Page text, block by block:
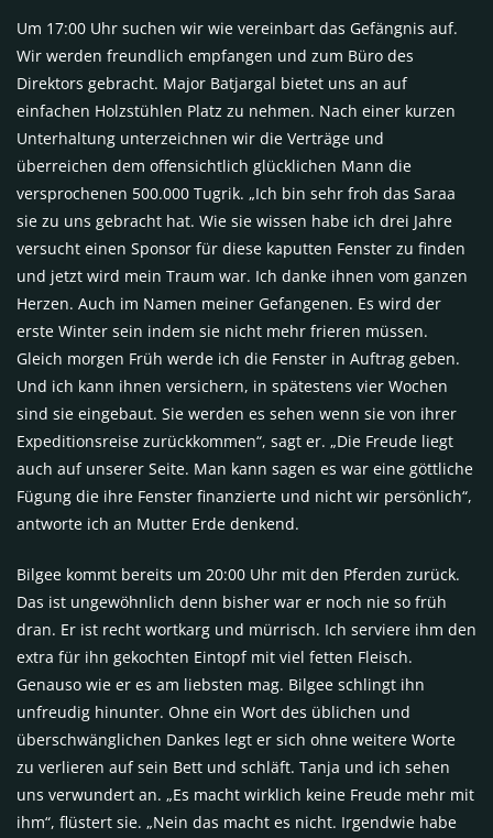
Um 17:00 Uhr suchen wir wie vereinbart das Gefängnis auf.
Wir werden freundlich empfangen und zum Büro des
Direktors gebracht. Major Batjargal bietet uns an auf
einfachen Holzstühlen Platz zu nehmen. Nach einer kurzen
Unterhaltung unterzeichnen wir die Verträge und
überreichen dem offensichtlich glücklichen Mann die
versprochenen 500.000 Tugrik. „Ich bin sehr froh das Saraa
sie zu uns gebracht hat. Wie sie wissen habe ich drei Jahre
versucht einen Sponsor für diese kaputten Fenster zu finden
und jetzt wird mein Traum war. Ich danke ihnen vom ganzen
Herzen. Auch im Namen meiner Gefangenen. Es wird der
erste Winter sein indem sie nicht mehr frieren müssen.
Gleich morgen Früh werde ich die Fenster in Auftrag geben.
Und ich kann ihnen versichern, in spätestens vier Wochen
sind sie eingebaut. Sie werden es sehen wenn sie von ihrer
Expeditionsreise zurückkommen“, sagt er. „Die Freude liegt
auch auf unserer Seite. Man kann sagen es war eine göttliche
Fügung die ihre Fenster finanzierte und nicht wir persönlich“,
antworte ich an Mutter Erde denkend.
Bilgee kommt bereits um 20:00 Uhr mit den Pferden zurück.
Das ist ungewöhnlich denn bisher war er noch nie so früh
dran. Er ist recht wortkarg und mürrisch. Ich serviere ihm den
extra für ihn gekochten Eintopf mit viel fetten Fleisch.
Genauso wie er es am liebsten mag. Bilgee schlingt ihn
unfreudig hinunter. Ohne ein Wort des üblichen und
überschwänglichen Dankes legt er sich ohne weitere Worte
zu verlieren auf sein Bett und schläft. Tanja und ich sehen
uns verwundert an. „Es macht wirklich keine Freude mehr mit
ihm“, flüstert sie. „Nein das macht es nicht. Irgendwie habe